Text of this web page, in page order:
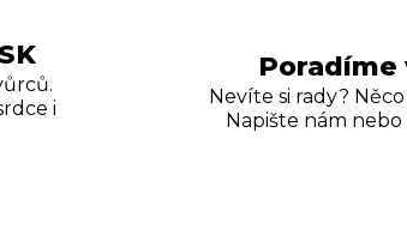
i
Poradíme
Nevíte si rady?
Napište nám nebo